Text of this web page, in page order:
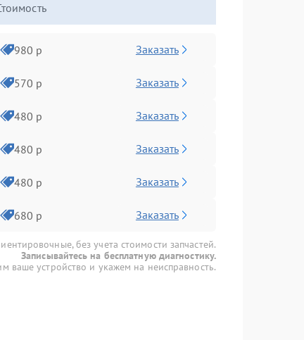
980 р Заказать
570 р Заказать
480 р Заказать
480 р Заказать
480 р Заказать
680 р Заказать
без учета стоимости запчастей.
Записывайтесь на бесплатную диагностику.
ваше устройство и укажем на неисправность.